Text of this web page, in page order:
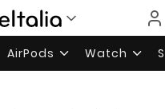
AirPods Watch